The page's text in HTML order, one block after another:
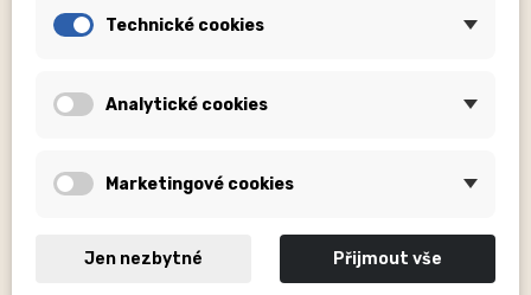
Highlights
odolností vhodnou pro Enduro.
Popis běžně udávaných rozměrů:OS (OS – neudán), H – počet
děr, mm – milimetry, ...
Technické cookies
Analytické cookies
Marketingové cookies
Jen nezbytné Přijmout vše